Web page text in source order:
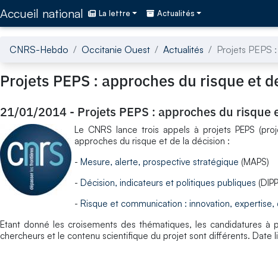
Accueil national La lettre Actualités
CNRS-Hebdo Occitanie Ouest Actualités Projets PEPS
Projets PEPS : approches du risque et
21/01/2014 - Projets PEPS : approches du risque
Le CNRS lance trois appels à projets PEPS
approches du risque et de la décision :
- Mesure, alerte, prospective stratégique (MAPS)
- Décision, indicateurs et politiques publiques
- Risque et communication : innovation, expertise,
Etant donné les croisements des thématiques, les candidatures
chercheurs et le contenu scientifique du projet sont différents. Date